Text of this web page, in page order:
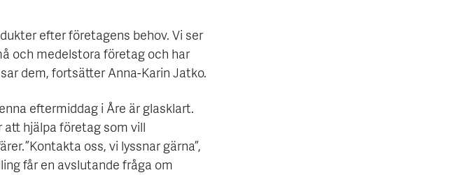
efter företagens behov. Vi ser
och medelstora företag och har
dem, fortsätter Anna-Karin Jatko.
eftermiddag i Åre är glasklart.
att hjälpa företag som vill
”Kontakta oss, vi lyssnar gärna”,
får en avslutande fråga om